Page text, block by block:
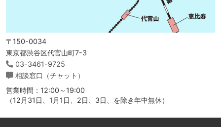
〒150-0034
東京都渋谷区代官山町7-3
03-3461-9725
相談窓口（チャット）
営業時間：12:00～19:00
（12月31日、1月1日、2日、3日、を除き年中無休）